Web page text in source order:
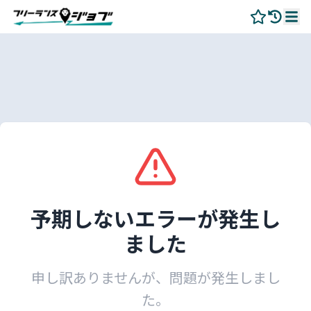
予期しないエラーが発生し
ました
申し訳ありませんが、問題が発生しまし
た。